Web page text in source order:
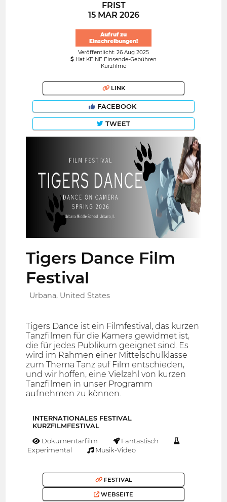
FRIST
15 MAR 2026
Aufruf zu
Einschreibungen!
Veröffentlicht: 26 Aug 2025
Hat KEINE Einsende-Gebühren
Kurzfilme
LINK
FACEBOOK
TWEET
Tigers Dance Film
Festival
Urbana, United States
Tigers Dance ist ein Filmfestival, das kurzen
Tanzfilmen für die Kamera gewidmet ist,
die für jedes Publikum geeignet sind. Es
wird im Rahmen einer Mittelschulklasse
zum Thema Tanz auf Film entschieden,
und wir hoffen, eine Vielzahl von kurzen
Tanzfilmen in unser Programm
aufnehmen zu können.
INTERNATIONALES FESTIVAL
KURZFILMFESTIVAL
Dokumentarfilm
Fantastisch
Experimental
Musik-Video
FESTIVAL
WEBSEITE